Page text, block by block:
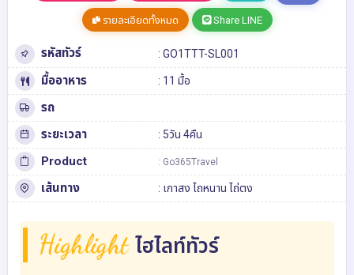
รายละเอียดทั้งหมด Share LINE
รหัสทัวร์ : GO1TTT-SL001
มื้ออาหาร : 11 มื้อ
รถ
ระยะเวลา
: 5วัน 4คืน
Product : Go365Travel
เส้นทาง : เกาสง ไถหนาน ไถ่ตง
Highlight ไฮไลท์ทัวร์